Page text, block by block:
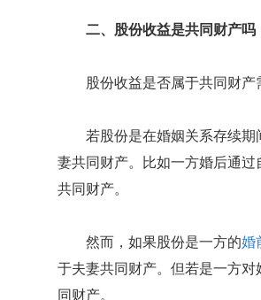
二、股份收益是共同财产吗
股份收益是否属于共同财产
若股份是在婚姻关系存续
妻共同财产。比如一方婚后通
共同财产。
然而，如果股份是一方的婚
于夫妻共同财产。但若是一方
同财产。